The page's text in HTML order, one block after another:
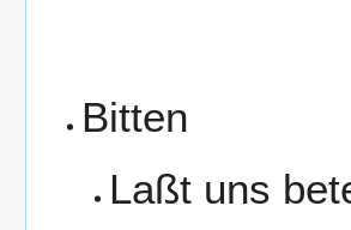
Bitten
Laßt uns